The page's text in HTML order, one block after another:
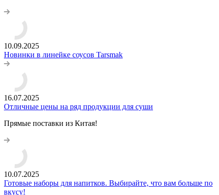
10.09.2025
Новинки в линейке соусов Tarsmak
16.07.2025
Отличные цены на ряд продукции для суши
Прямые поставки из Китая!
10.07.2025
Готовые наборы для напитков. Выбирайте, что вам больше по
вкусу!